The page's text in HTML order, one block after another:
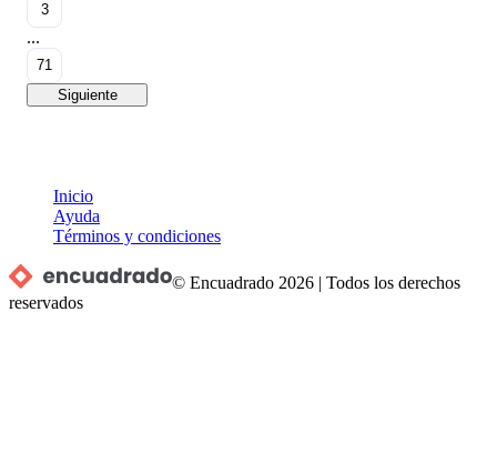
3
...
71
Siguiente
Inicio
Ayuda
Términos y condiciones
© Encuadrado 2026 |Todos los derechos
reservados